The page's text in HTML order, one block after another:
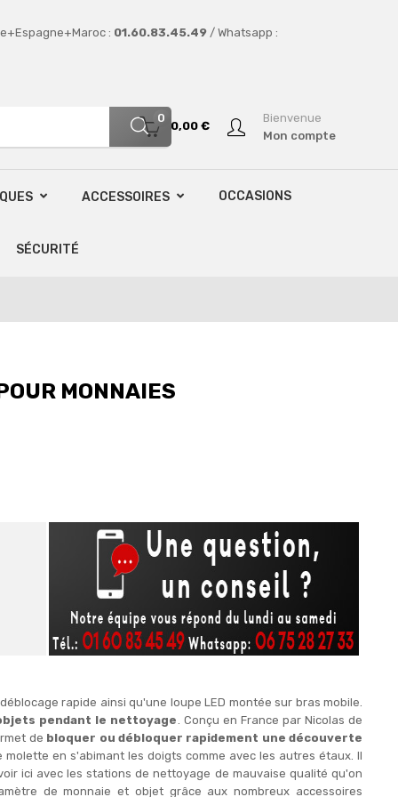
: 01.60.83.45.49 / Whatsapp :
0
0,00 €
Bienvenue
Mon compte
ACCESSOIRES OCCASIONS
SÉCURITÉ
MONNAIES
rapide ainsi qu'une loupe LED montée sur bras mobile.
pendant le nettoyage. Conçu en France par Nicolas de
de bloquer ou débloquer rapidement une découverte
en s'abimant les doigts comme avec les autres étaux. Il
ici avec les stations de nettoyage de mauvaise qualité qu'on
de monnaie et objet grâce aux nombreux accessoires